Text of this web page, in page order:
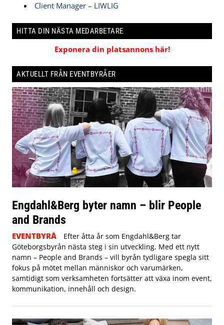
Client Manager – LIWLIG
HITTA DIN NÄSTA MEDARBETARE
Exponera din platsannons här!
AKTUELLT FRÅN EVENTBYRÅER
Engdahl&Berg byter namn – blir People
and Brands
EVENTBYRÅ
Efter åtta år som Engdahl&Berg tar
Göteborgsbyrån nästa steg i sin utveckling. Med ett nytt
namn – People and Brands – vill byrån tydligare spegla sitt
fokus på mötet mellan människor och varumärken,
samtidigt som verksamheten fortsätter att växa inom event,
kommunikation, innehåll och design.